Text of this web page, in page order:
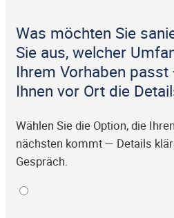
Was möchten Sie
Sie aus, welcher
Ihrem Vorhaben
Ihnen vor Ort die
Wählen Sie die Option, die
nächsten kommt — Details
Gespräch.